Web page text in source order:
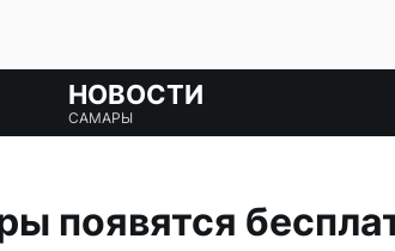
НОВОСТИ
САМАРЫ
появятся